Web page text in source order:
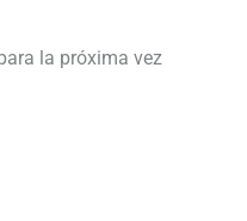
la próxima vez